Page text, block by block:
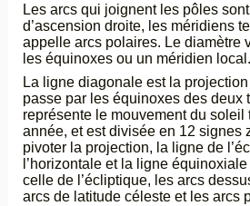
Les arcs qui joignent les pôles
d’ascension droite, les méridiens
appelle arcs polaires. Le diamètre
les équinoxes ou un méridien local.
La ligne diagonale est la
passe par les équinoxes des deux
représente le mouvement du soleil
année, et est divisée en 12 signes
pivoter la projection, la ligne de
l’horizontale et la ligne
celle de l’écliptique, les arcs
arcs de latitude céleste et les arcs